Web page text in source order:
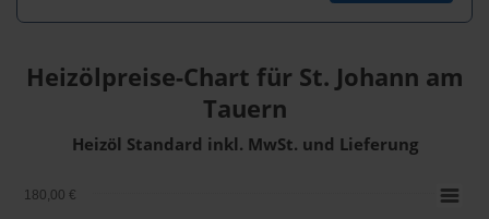
Heizölpreise-Chart für St. Johann am
Tauern
Heizöl Standard inkl. MwSt. und Lieferung
180,00 €